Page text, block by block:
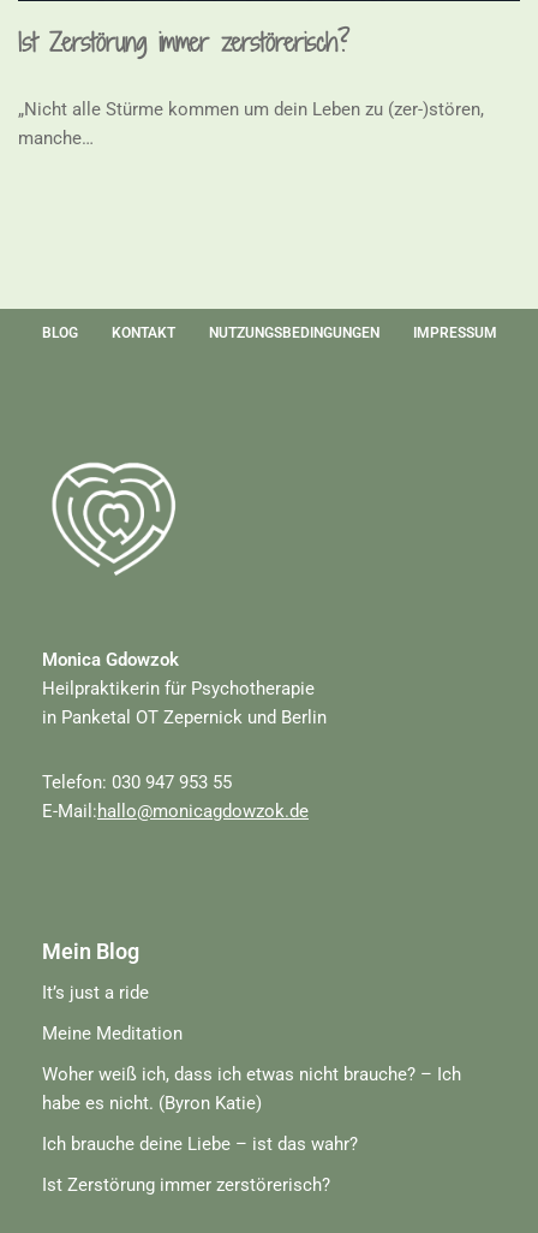
Ist Zerstörung immer zerstörerisch?
„Nicht alle Stürme kommen um dein Leben zu (zer-)stören,
manche…
BLOG KONTAKT NUTZUNGSBEDINGUNGEN IMPRESSUM
Monica Gdowzok
Heilpraktikerin für Psychotherapie
in Panketal OT Zepernick und Berlin
Telefon: 030 947 953 55
E-Mail:hallo@monicagdowzok.de
Mein Blog
It’s just a ride
Meine Meditation
Woher weiß ich, dass ich etwas nicht brauche? – Ich
habe es nicht. (Byron Katie)
Ich brauche deine Liebe – ist das wahr?
Ist Zerstörung immer zerstörerisch?